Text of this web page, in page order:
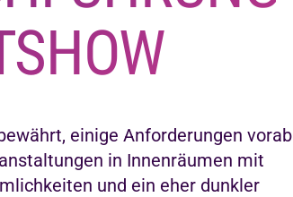
einige Anforderungen vorab
in Innenräumen mit
und ein eher dunkler